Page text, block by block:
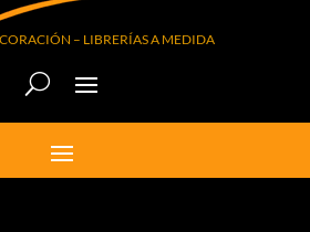
– LIBRERÍAS A MEDIDA